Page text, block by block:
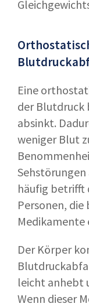
Eine
der Blutdruck
absinkt.
weniger Blut
Sehstörungen
häufig betrifft
Personen,
Medikamente
Der Körper
leicht anhebt
Wenn dieser